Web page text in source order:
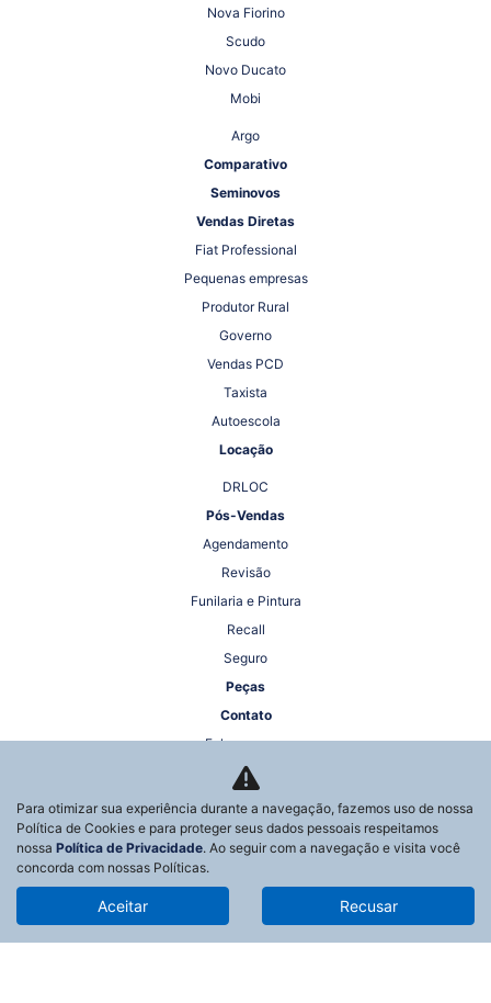
Nova Fiorino
Scudo
Novo Ducato
Mobi
Argo
Comparativo
Seminovos
Vendas Diretas
Fiat Professional
Pequenas empresas
Produtor Rural
Governo
Vendas PCD
Taxista
Autoescola
Locação
DRLOC
Pós-Vendas
Agendamento
Revisão
Funilaria e Pintura
Recall
Seguro
Peças
Contato
Fale conosco
Quem Somos
Trabalhe Conosco
Agende um test-drive
Política de Privacidade
Desacelere. Seu bem maior é a vida.
Para otimizar sua experiência durante a navegação, fazemos uso de nossa
Política de Cookies e para proteger seus dados pessoais respeitamos
nossa Política de Privacidade. Ao seguir com a navegação e visita você
concorda com nossas Políticas.
Aceitar Recusar